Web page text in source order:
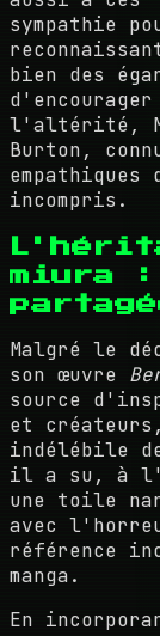
sympathie
bien des
l'altérité,
Burton,
empathiques
incompris.
miura
Malgré le
son œuvre
source
et
indélébile
il a su, à
une toile
avec
référence
manga.
En